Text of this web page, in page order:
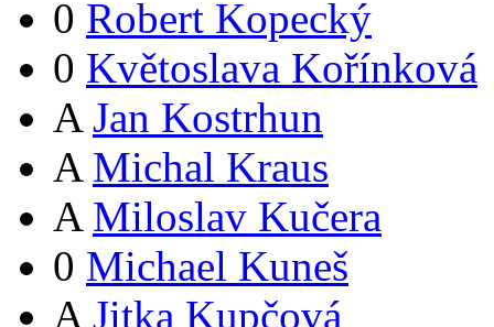
0 Robert Kopecký
0 Květoslava Kořínková
A Jan Kostrhun
A Michal Kraus
A Miloslav Kučera
0 Michael Kuneš
A Jitka Kupčová